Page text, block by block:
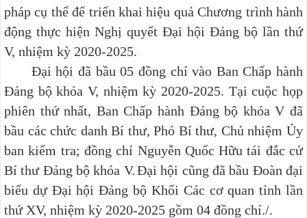
pháp cụ thể để triển khai hiệu quả Chương trình hành
động thực hiện Nghị quyết Đại hội Đảng bộ lần thứ
V, nhiệm kỳ 2020-2025.
Đại hội đã bầu 05 đồng chí vào Ban Chấp hành
Đảng bộ khóa V, nhiệm kỳ 2020-2025. Tại cuộc họp
phiên thứ nhất, Ban Chấp hành Đảng bộ khóa V đã
bầu các chức danh Bí thư, Phó Bí thư, Chủ nhiệm Ủy
ban kiểm tra; đồng chí Nguyễn Quốc Hữu tái đắc cử
Bí thư Đảng bộ khóa V.Đại hội cũng đã bầu Đoàn đại
biểu dự Đại hội Đảng bộ Khối Các cơ quan tỉnh lần
thứ XV, nhiệm kỳ 2020-2025 gồm 04 đồng chí./.